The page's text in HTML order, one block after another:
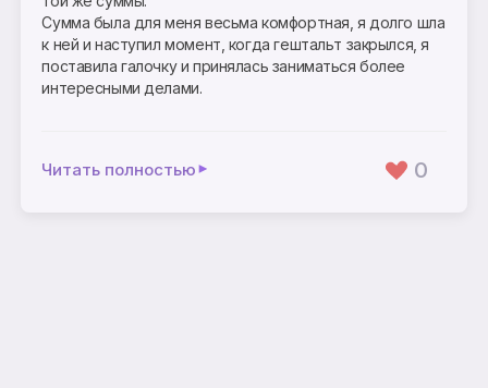
Сумма была для меня весьма комфортная, я долго шла
к ней и наступил момент, когда гештальт закрылся, я
поставила галочку и принялась заниматься более
интересными делами.
Читать полностью 0